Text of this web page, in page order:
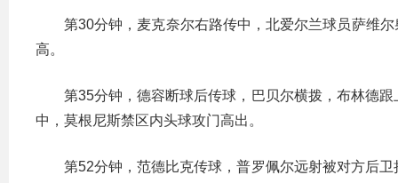
第30分钟，麦克奈尔右路传中，北爱尔兰球员萨维
高。
第35分钟，德容断球后传球，巴贝尔横拨，布林德
中，莫根尼斯禁区内头球攻门高出。
第52分钟，范德比克传球，普罗佩尔远射被对方后